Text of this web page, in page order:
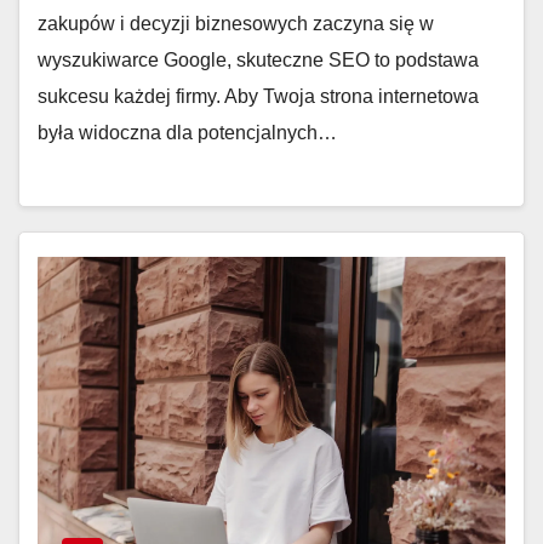
zakupów i decyzji biznesowych zaczyna się w
wyszukiwarce Google, skuteczne SEO to podstawa
sukcesu każdej firmy. Aby Twoja strona internetowa
była widoczna dla potencjalnych…